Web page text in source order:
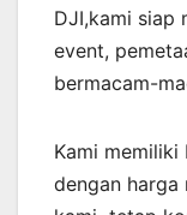
DJI,kami siap
event,
bermacam-
Kami
dengan harga